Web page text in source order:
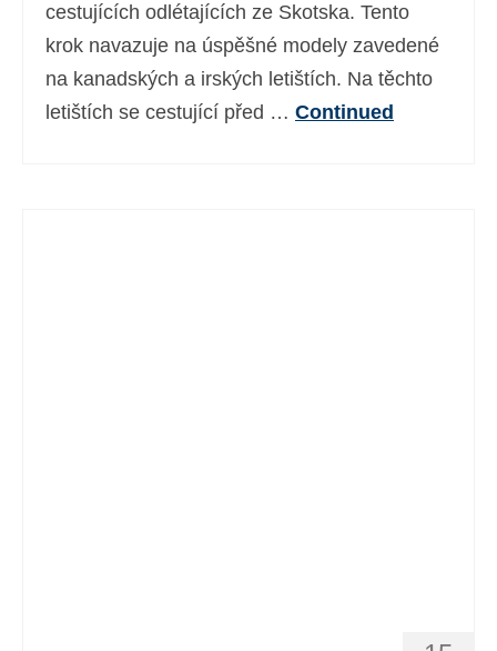
cestujících odlétajících ze Skotska. Tento
krok navazuje na úspěšné modely zavedené
na kanadských a irských letištích. Na těchto
letištích se cestující před … Continued